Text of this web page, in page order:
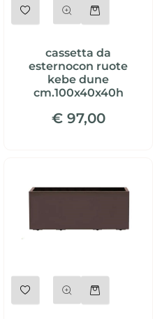
cassetta da
esternocon ruote
kebe dune
cm.100x40x40h
€ 97,00